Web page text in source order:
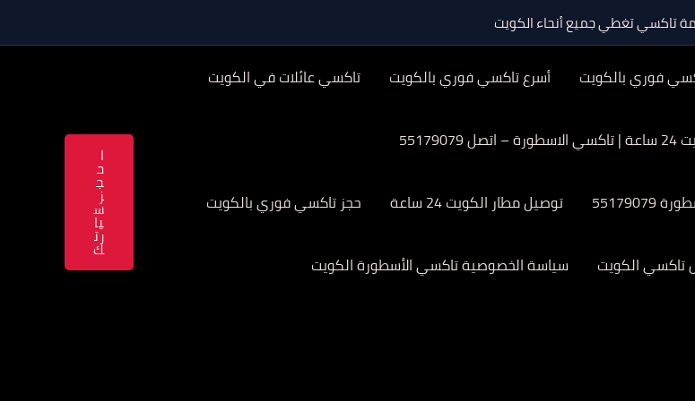
تاكسي تغطي جميع أنحاء الكويت
فوري بالكويت أسرع تاكسي فوري بالكويت تاكسي عائلات في الكويت
توصيل مطار الكويت 24 ساعة حجز تاكسي فوري بالكويت
تاكسي الكويت سياسة الخصوصية تاكسي الأسطورة الكويت
ا
ح
ج
ز
س
يا
رت
ك